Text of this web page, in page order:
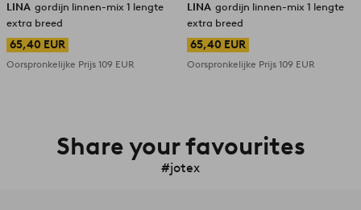
LINA gordijn linnen-mix 1 lengte
extra breed
65,40 EUR
Oorspronkelijke Prijs 109 EUR
LINA gordijn linnen-mix 1 lengte
extra breed
65,40 EUR
Oorspronkelijke Prijs 109 EUR
Share your favourites
#jotex